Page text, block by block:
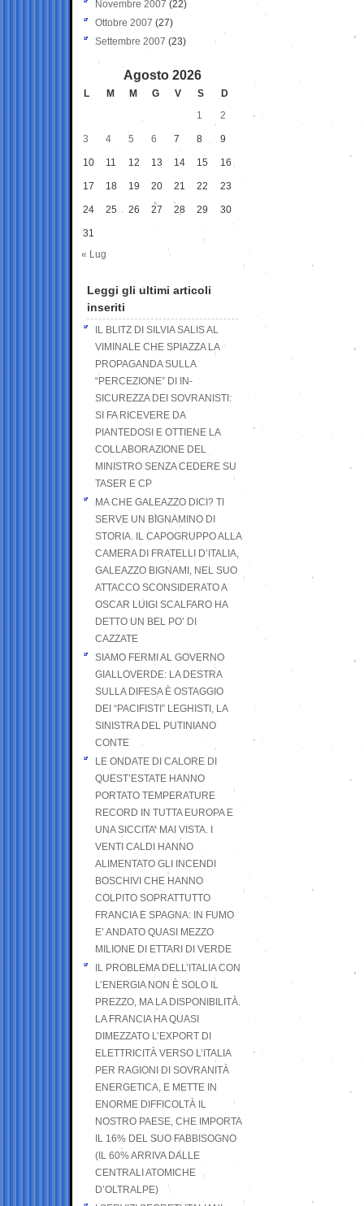
Novembre 2007 (22)
Ottobre 2007 (27)
Settembre 2007 (23)
Agosto 2026
L M M G V S
D
1
2
3 4 5 6 7 8 9
10 11 12 13 14 15 16
17 18 19 20 21 22 23
24 25 26 27 28 29 30
31
« Lug
Leggi gli ultimi articoli
inseriti
IL BLITZ DI SILVIA SALIS AL
VIMINALE CHE SPIAZZA LA
PROPAGANDA SULLA
“PERCEZIONE” DI IN-
SICUREZZA DEI SOVRANISTI:
SI FA RICEVERE DA
PIANTEDOSI E OTTIENE LA
COLLABORAZIONE DEL
MINISTRO SENZA CEDERE SU
TASER E CP
MA CHE GALEAZZO DICI? TI
SERVE UN BIGNAMINO DI
STORIA. IL CAPOGRUPPO ALLA
CAMERA DI FRATELLI D’ITALIA,
GALEAZZO BIGNAMI, NEL SUO
ATTACCO SCONSIDERATO A
OSCAR LUIGI SCALFARO HA
DETTO UN BEL PO’ DI
CAZZATE
SIAMO FERMI AL GOVERNO
GIALLOVERDE: LA DESTRA
SULLA DIFESA È OSTAGGIO
DEI “PACIFISTI” LEGHISTI, LA
SINISTRA DEL PUTINIANO
CONTE
LE ONDATE DI CALORE DI
QUEST’ESTATE HANNO
PORTATO TEMPERATURE
RECORD IN TUTTA EUROPA E
UNA SICCITA’ MAI VISTA. I
VENTI CALDI HANNO
ALIMENTATO GLI INCENDI
BOSCHIVI CHE HANNO
COLPITO SOPRATTUTTO
FRANCIA E SPAGNA: IN FUMO
E’ ANDATO QUASI MEZZO
MILIONE DI ETTARI DI VERDE
IL PROBLEMA DELL’ITALIA CON
L’ENERGIA NON È SOLO IL
PREZZO, MA LA DISPONIBILITÀ.
LA FRANCIA HA QUASI
DIMEZZATO L’EXPORT DI
ELETTRICITÀ VERSO L’ITALIA
PER RAGIONI DI SOVRANITÀ
ENERGETICA, E METTE IN
ENORME DIFFICOLTÀ IL
NOSTRO PAESE, CHE IMPORTA
IL 16% DEL SUO FABBISOGNO
(IL 60% ARRIVA DALLE
CENTRALI ATOMICHE
D’OLTRALPE)